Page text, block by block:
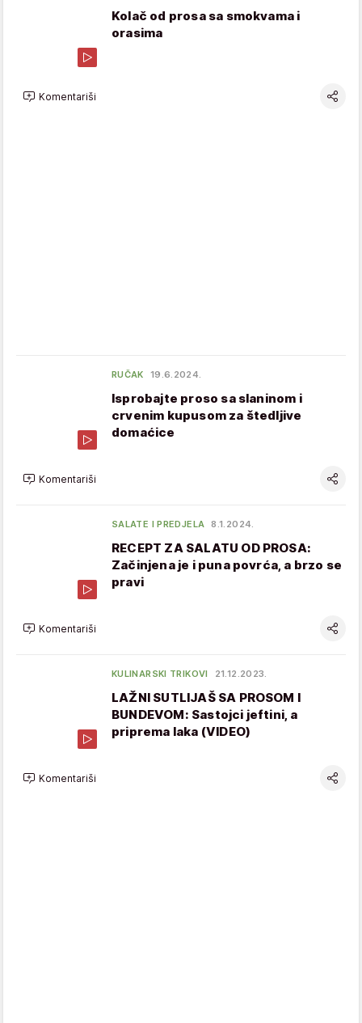
Kolač od prosa sa smokvama i
orasima
Komentariši
RUČAK 19.6.2024.
Isprobajte proso sa slaninom i
crvenim kupusom za štedljive
domaćice
Komentariši
SALATE I PREDJELA 8.1.2024.
RECEPT ZA SALATU OD PROSA:
Začinjena je i puna povrća, a brzo se
pravi
Komentariši
KULINARSKI TRIKOVI 21.12.2023.
LAŽNI SUTLIJAŠ SA PROSOM I
BUNDEVOM: Sastojci jeftini, a
priprema laka (VIDEO)
Komentariši